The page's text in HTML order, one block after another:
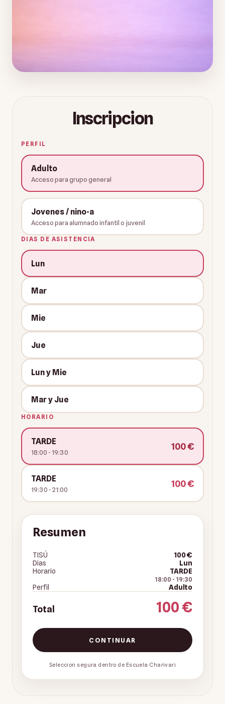
Inscripcion
PERFIL
Adulto
Acceso para grupo general
Jovenes / nino-a
Acceso para alumnado infantil o juvenil
DIAS DE ASISTENCIA
Lun
Mar
Mie
Jue
Lun y Mie
Mar y Jue
HORARIO
TARDE
18:00 - 19:30
100 €
TARDE
19:30 - 21:00
100 €
Resumen
TISÚ
100 €
Dias
Lun
Horario
TARDE
18:00 - 19:30
Perfil Adulto
Total 100 €
CONTINUAR
Seleccion segura dentro de Escuela Charivari